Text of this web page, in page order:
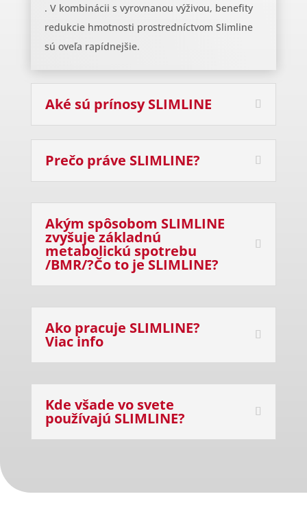
. V kombinácii s vyrovnanou výživou, benefity
redukcie hmotnosti prostredníctvom Slimline
sú oveľa rapídnejšie.
Aké sú prínosy SLIMLINE
Prečo práve SLIMLINE?
Akým spôsobom SLIMLINE
zvyšuje základnú
metabolickú spotrebu
/BMR/?Čo to je SLIMLINE?
Ako pracuje SLIMLINE?
Viac info
Kde všade vo svete
používajú SLIMLINE?